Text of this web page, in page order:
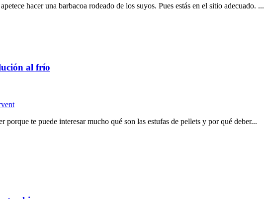
hacer una barbacoa rodeado de los suyos. Pues estás en el sitio adecuado. ...
al frío
porque te puede interesar mucho qué son las estufas de pellets y por qué deber...